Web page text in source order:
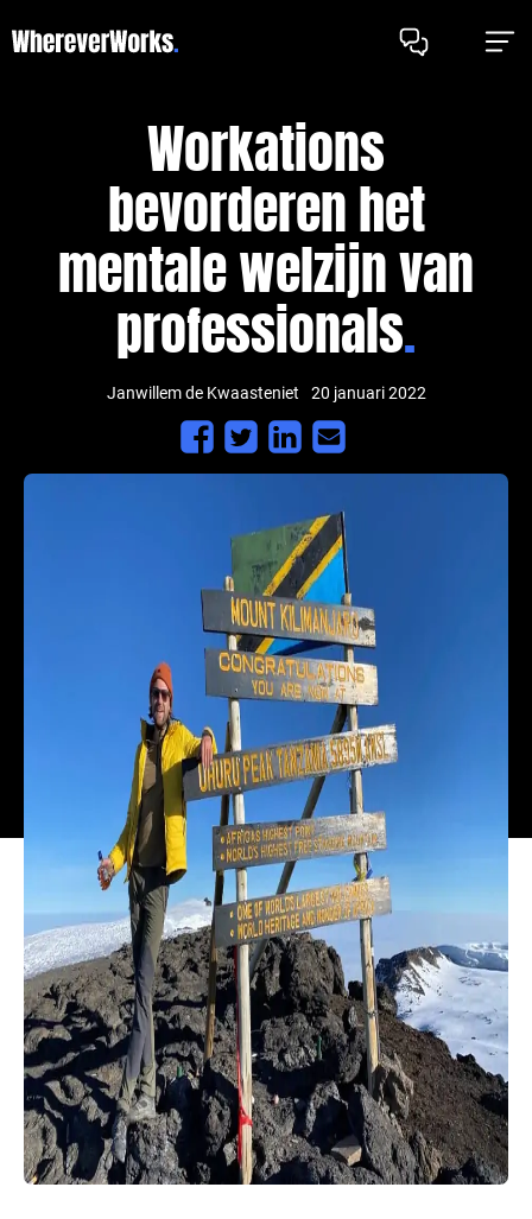
Workations
bevorderen het
mentale welzijn van
professionals
Janwillem de Kwaasteniet 20 januari 2022